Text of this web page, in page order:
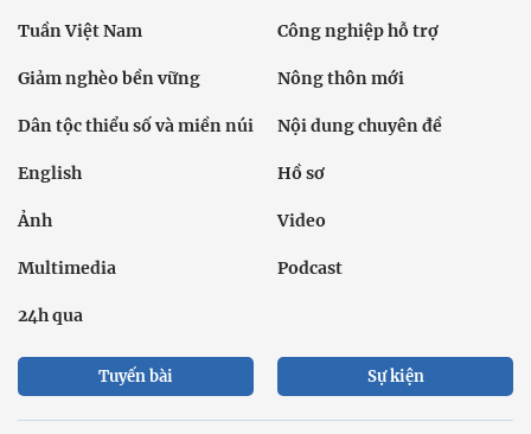
Tuần Việt Nam Công nghiệp hỗ trợ
Giảm nghèo bền vững Nông thôn mới
Dân tộc thiểu số và miền núi Nội dung chuyên đề
English Hồ sơ
Ảnh Video
Multimedia Podcast
24h qua
Tuyến bài Sự kiện